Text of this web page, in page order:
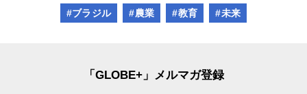
#ブラジル #農業 #教育 #未来
「GLOBE+」メルマガ登録